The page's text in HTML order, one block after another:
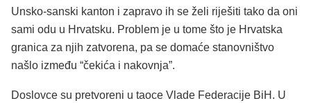
Unsko-sanski kanton i zapravo ih se želi riješiti tako da oni
sami odu u Hrvatsku. Problem je u tome što je Hrvatska
granica za njih zatvorena, pa se domaće stanovništvo
našlo između “čekića i nakovnja”.
Doslovce su pretvoreni u taoce Vlade Federacije BiH. U